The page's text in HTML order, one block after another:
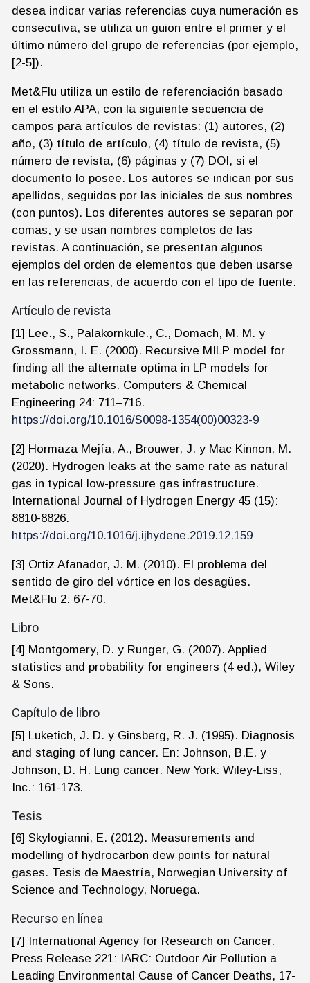
desea indicar varias referencias cuya numeración es
consecutiva, se utiliza un guion entre el primer y el
último número del grupo de referencias (por ejemplo,
[2-5]).
Met&Flu utiliza un estilo de referenciación basado
en el estilo APA, con la siguiente secuencia de
campos para artículos de revistas: (1) autores, (2)
año, (3) título de artículo, (4) título de revista, (5)
número de revista, (6) páginas y (7) DOI, si el
documento lo posee. Los autores se indican por sus
apellidos, seguidos por las iniciales de sus nombres
(con puntos). Los diferentes autores se separan por
comas, y se usan nombres completos de las
revistas. A continuación, se presentan algunos
ejemplos del orden de elementos que deben usarse
en las referencias, de acuerdo con el tipo de fuente:
Artículo de revista
[1] Lee., S., Palakornkule., C., Domach, M. M. y
Grossmann, I. E. (2000). Recursive MILP model for
finding all the alternate optima in LP models for
metabolic networks. Computers & Chemical
Engineering 24: 711–716.
https://doi.org/10.1016/S0098-1354(00)00323-9
[2] Hormaza Mejía, A., Brouwer, J. y Mac Kinnon, M.
(2020). Hydrogen leaks at the same rate as natural
gas in typical low-pressure gas infrastructure.
International Journal of Hydrogen Energy 45 (15):
8810-8826.
https://doi.org/10.1016/j.ijhydene.2019.12.159
[3] Ortiz Afanador, J. M. (2010). El problema del
sentido de giro del vórtice en los desagües.
Met&Flu 2: 67-70.
Libro
[4] Montgomery, D. y Runger, G. (2007). Applied
statistics and probability for engineers (4 ed.), Wiley
& Sons.
Capítulo de libro
[5] Luketich, J. D. y Ginsberg, R. J. (1995). Diagnosis
and staging of lung cancer. En: Johnson, B.E. y
Johnson, D. H. Lung cancer. New York: Wiley-Liss,
Inc.: 161-173.
Tesis
[6] Skylogianni, E. (2012). Measurements and
modelling of hydrocarbon dew points for natural
gases. Tesis de Maestría, Norwegian University of
Science and Technology, Noruega.
Recurso en línea
[7] International Agency for Research on Cancer.
Press Release 221: IARC: Outdoor Air Pollution a
Leading Environmental Cause of Cancer Deaths, 17-